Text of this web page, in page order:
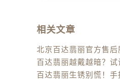
相关文章
百达翡丽越戴越暗？
百达翡丽生锈别慌！